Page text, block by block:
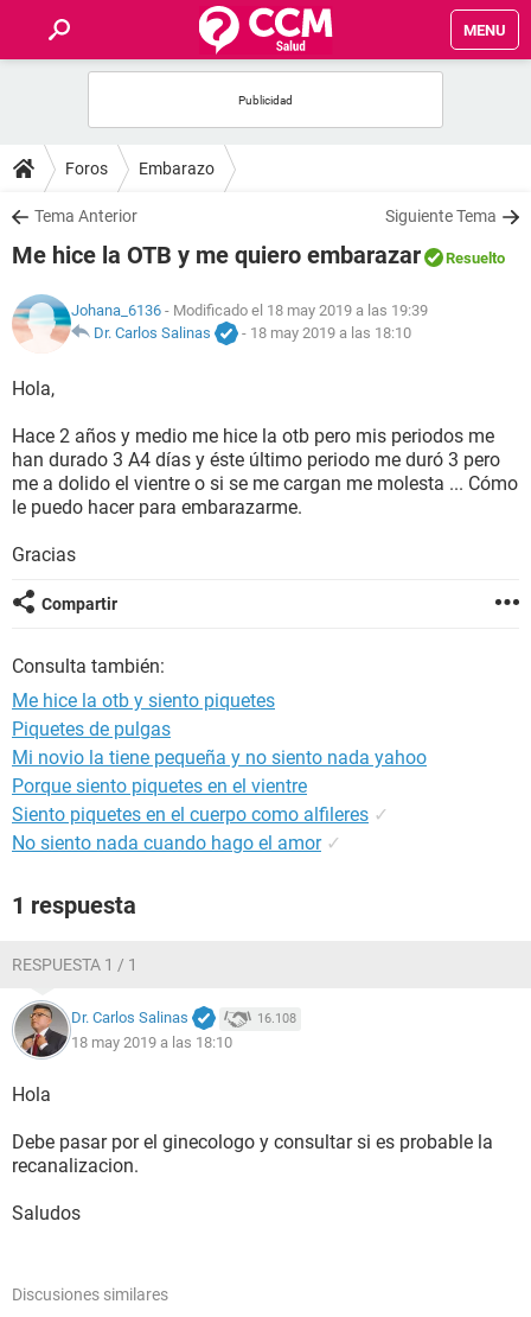
MENU
FOROS
SALUD
NUTRICIÓN
BIENESTAR
SEXUALIDAD
GLOSARIO
Foros Embarazo
Tema Anterior Siguiente Tema
Me hice la OTB y me quiero embarazar Resuelto
Johana_6136 - Modificado el 18 may 2019 a las 19:39
Dr. Carlos Salinas
- 18 may 2019 a las 18:10
Hola,
Hace 2 años y medio me hice la otb pero mis periodos me
han durado 3 A4 días y éste último periodo me duró 3 pero
me a dolido el vientre o si se me cargan me molesta ... Cómo
le puedo hacer para embarazarme.
Gracias
Compartir
Consulta también:
Me hice la otb y siento piquetes
Piquetes de pulgas
Mi novio la tiene pequeña y no siento nada yahoo
Porque siento piquetes en el vientre
Siento piquetes en el cuerpo como alfileres ✓
No siento nada cuando hago el amor ✓
1 respuesta
RESPUESTA 1 / 1
Dr. Carlos Salinas 16.108
18 may 2019 a las 18:10
Hola
Debe pasar por el ginecologo y consultar si es probable la
recanalizacion.
Saludos
Discusiones similares